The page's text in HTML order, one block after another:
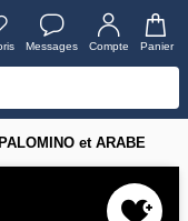
Messages Compte Panier
et ARABE